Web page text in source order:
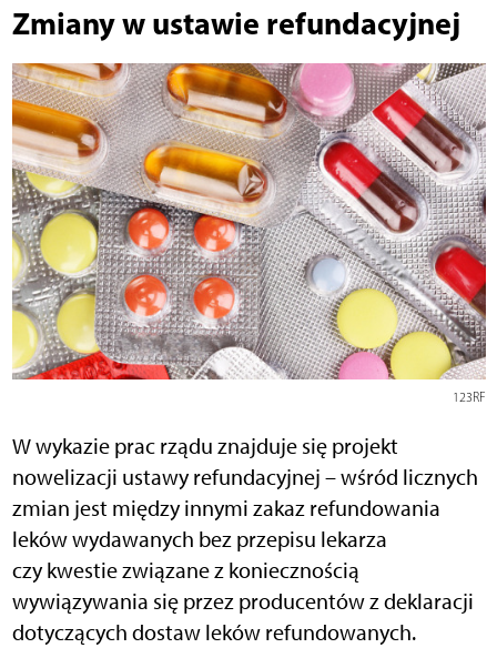
Zmiany w ustawie refundacyjnej
123RF
W wykazie prac rządu znajduje się projekt
nowelizacji ustawy refundacyjnej – wśród licznych
zmian jest między innymi zakaz refundowania
leków wydawanych bez przepisu lekarza
czy kwestie związane z koniecznością
wywiązywania się przez producentów z deklaracji
dotyczących dostaw leków refundowanych.